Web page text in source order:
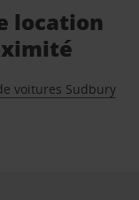
location
voitures Sudbury